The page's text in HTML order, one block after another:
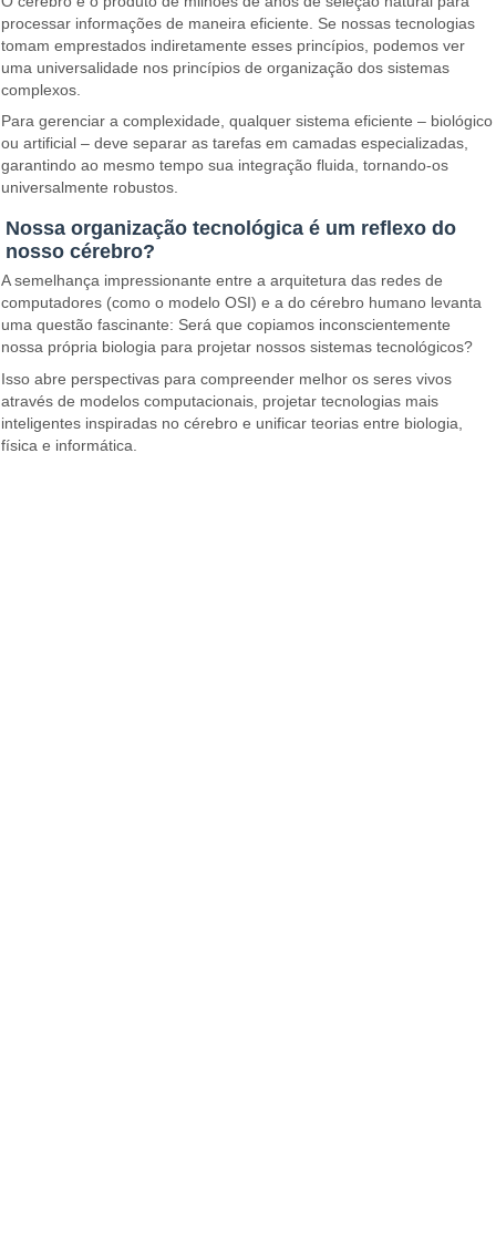
processar informações de maneira eficiente. Se nossas tecnologias
tomam emprestados indiretamente esses princípios, podemos ver
uma universalidade nos princípios de organização dos sistemas
complexos.
Para gerenciar a complexidade, qualquer sistema eficiente – biológico
ou artificial – deve separar as tarefas em camadas especializadas,
garantindo ao mesmo tempo sua integração fluida, tornando-os
universalmente robustos.
Nossa organização tecnológica é um reflexo do
nosso cérebro?
A semelhança impressionante entre a arquitetura das redes de
computadores (como o modelo OSI) e a do cérebro humano levanta
uma questão fascinante: Será que copiamos inconscientemente
nossa própria biologia para projetar nossos sistemas tecnológicos?
Isso abre perspectivas para compreender melhor os seres vivos
através de modelos computacionais, projetar tecnologias mais
inteligentes inspiradas no cérebro e unificar teorias entre biologia,
física e informática.